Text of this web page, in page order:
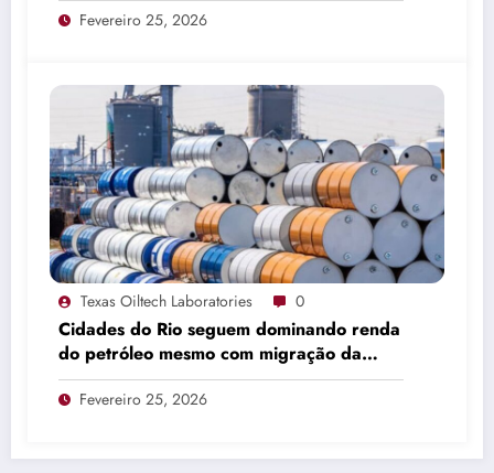
Fevereiro 25, 2026
Texas Oiltech Laboratories 0
Cidades do Rio seguem dominando renda
do petróleo mesmo com migração da
produção
Fevereiro 25, 2026